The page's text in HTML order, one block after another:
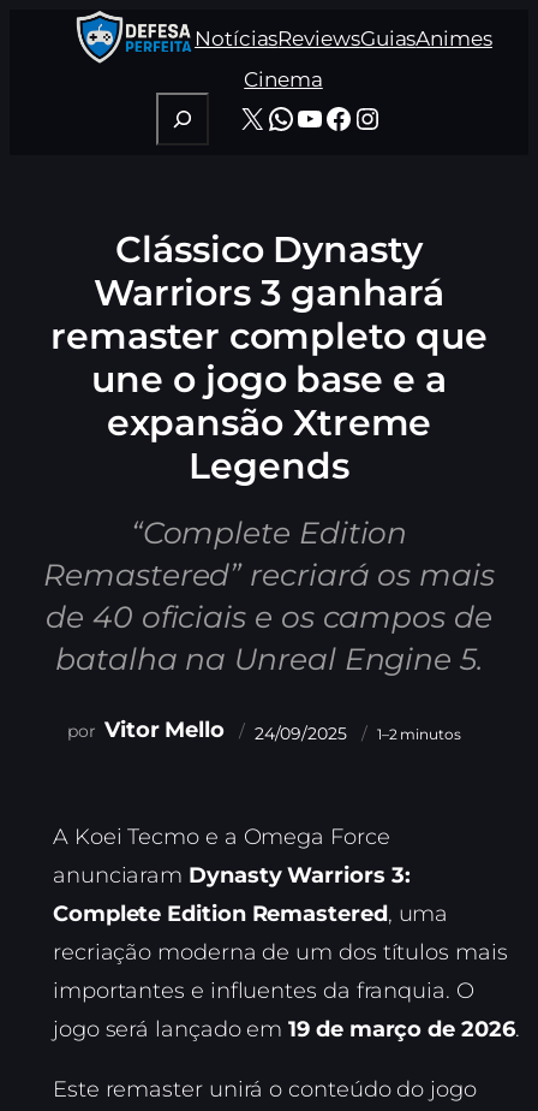
NotíciasReviewsGuiasAnimes
Cinema
Pesquisar
X WhatsApp
Youtube
Facebook
Instagram
Clássico Dynasty
Warriors 3 ganhará
remaster completo que
une o jogo base e a
expansão Xtreme
Legends
“Complete Edition
Remastered” recriará os mais
de 40 oficiais e os campos de
batalha na Unreal Engine 5.
Vitor Mello 24/09/2025 1–2 minutos
A Koei Tecmo e a Omega Force
anunciaram Dynasty Warriors 3:
Complete Edition Remastered, uma
recriação moderna de um dos títulos mais
importantes e influentes da franquia. O
jogo será lançado em19 de março de 2026.
Este remaster unirá o conteúdo do jogo